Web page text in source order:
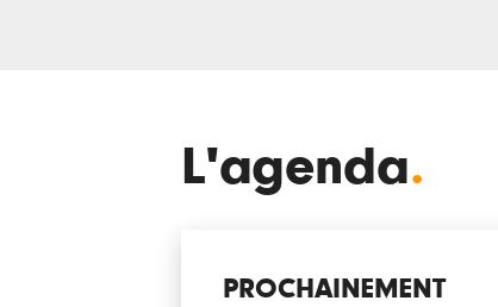
L'agenda.
PROCHAINEMENT